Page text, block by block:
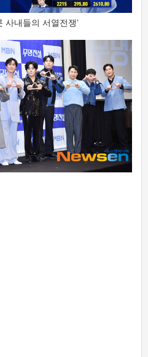
사내들의 서열전쟁’